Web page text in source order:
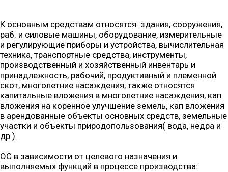
К основным средствам относятся: здания, сооружения,
раб. и силовые машины, оборудование, измерительные
и регулирующие приборы и устройства, вычислительная
техника, транспортные средства, инструменты,
производственный и хозяйственный инвентарь и
принадлежность, рабочий, продуктивный и племенной
скот, многолетние насаждения, также относятся
капитальные вложения в многолетние насаждения, кап
вложения на коренное улучшение земель, кап вложения
в арендованные объекты основных средств, земельные
участки и объекты природопользования( вода, недра и
др.).
ОС в зависимости от целевого назначения и
выполняемых функций в процессе производства: